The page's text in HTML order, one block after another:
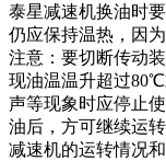
泰星减速机换油时
仍应保持温热，因
注意：要切断传动
现油温温升超过
声等现象时应停止
油后，方可继续运
减速机的运转情况